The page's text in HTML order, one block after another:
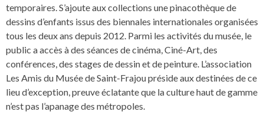
temporaires. S’ajoute aux collections une pinacothèque de
dessins d’enfants issus des biennales internationales organisées
tous les deux ans depuis 2012. Parmi les activités du musée, le
public a accès à des séances de cinéma, Ciné-Art, des
conférences, des stages de dessin et de peinture. L’association
Les Amis du Musée de Saint-Frajou préside aux destinées de ce
lieu d’exception, preuve éclatante que la culture haut de gamme
n’est pas l’apanage des métropoles.